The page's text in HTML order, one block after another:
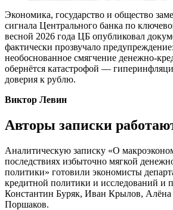
Экономика, государство и общество
сигнала Центрального банка по
весной 2026 года ЦБ опубликовал
фактически прозвучало
необоснованное смягчение денежно-
обернётся катастрофой —
доверия к рублю.
Виктор Левин
Авторы записки
Аналитическую записку «О
последствиях избыточно мягкой
политики» готовили экономисты
кредитной политики и исследований и
Константин Буряк, Иван Крылов,
Поршаков.